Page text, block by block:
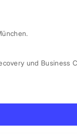
und Business